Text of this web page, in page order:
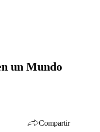
un Mundo
Compartir